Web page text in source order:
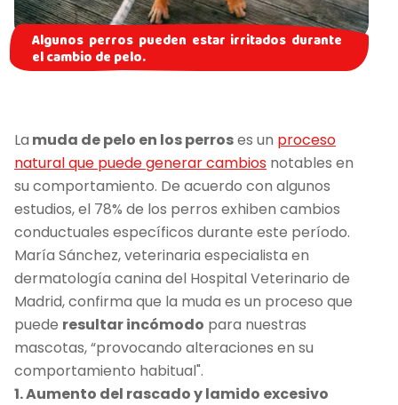
Algunos perros pueden estar irritados durante
el cambio de pelo.
La muda de pelo en los perroses un proceso
natural que puede generar cambios notables en
su comportamiento. De acuerdo con algunos
estudios, el 78% de los perros exhiben cambios
conductuales específicos durante este período.
María Sánchez, veterinaria especialista en
dermatología canina del Hospital Veterinario de
Madrid, confirma que la muda es un proceso que
puede resultar incómodo para nuestras
mascotas, “provocando alteraciones en su
comportamiento habitual".
1. Aumento del rascado y lamido excesivo